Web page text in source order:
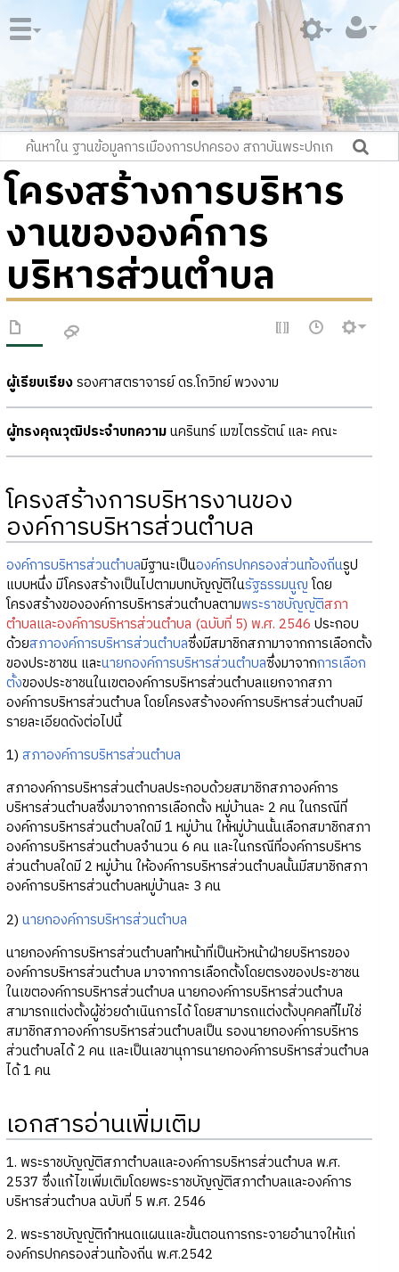
โครงสร้างการบริหาร
งานขององค์การ
บริหารส่วนตำบล
ผู้เรียบเรียงรองศาสตราจารย์ ดร.โกวิทย์ พวงงาม
ผู้ทรงคุณวุฒิประจำบทความนครินทร์ เมฆไตรรัตน์ และ คณะ
โครงสร้างการบริหารงานของ
องค์การบริหารส่วนตำบล
องค์การบริหารส่วนตำบลมีฐานะเป็นองค์กรปกครองส่วนท้องถิ่นรูป
แบบหนึ่ง มีโครงสร้างเป็นไปตามบทบัญญัติในรัฐธรรมนูญโดย
โครงสร้างขององค์การบริหารส่วนตำบลตามพระราชบัญญัติสภา
ตำบลและองค์การบริหารส่วนตำบล (ฉบับที่ 5) พ.ศ. 2546 ประกอบ
ด้วยสภาองค์การบริหารส่วนตำบลซึ่งมีสมาชิกสภามาจากการเลือกตั้ง
ของประชาชน และนายกองค์การบริหารส่วนตำบลซึ่งมาจากการเลือก
ตั้งของประชาชนในเขตองค์การบริหารส่วนตำบลแยกจากสภา
องค์การบริหารส่วนตำบล โดยโครงสร้างองค์การบริหารส่วนตำบลมี
รายละเอียดดังต่อไปนี้
1) สภาองค์การบริหารส่วนตำบล
สภาองค์การบริหารส่วนตำบลประกอบด้วยสมาชิกสภาองค์การ
บริหารส่วนตำบลซึ่งมาจากการเลือกตั้ง หมู่บ้านละ 2 คน ในกรณีที่
องค์การบริหารส่วนตำบลใดมี 1 หมู่บ้าน ให้หมู่บ้านนั้นเลือกสมาชิกสภา
องค์การบริหารส่วนตำบลจำนวน 6 คน และในกรณีที่องค์การบริหาร
ส่วนตำบลใดมี 2 หมู่บ้าน ให้องค์การบริหารส่วนตำบลนั้นมีสมาชิกสภา
องค์การบริหารส่วนตำบลหมู่บ้านละ 3 คน
2) นายกองค์การบริหารส่วนตำบล
นายกองค์การบริหารส่วนตำบลทำหน้าที่เป็นหัวหน้าฝ่ายบริหารของ
องค์การบริหารส่วนตำบล มาจากการเลือกตั้งโดยตรงของประชาชน
ในเขตองค์การบริหารส่วนตำบล นายกองค์การบริหารส่วนตำบล
สามารถแต่งตั้งผู้ช่วยดำเนินการได้ โดยสามารถแต่งตั้งบุคคลที่ไม่ใช่
สมาชิกสภาองค์การบริหารส่วนตำบลเป็น รองนายกองค์การบริหาร
ส่วนตำบลได้ 2 คน และเป็นเลขานุการนายกองค์การบริหารส่วนตำบล
ได้ 1 คน
เอกสารอ่านเพิ่มเติม
1. พระราชบัญญัติสภาตำบลและองค์การบริหารส่วนตำบล พ.ศ.
2537 ซึ่งแก้ไขเพิ่มเติมโดยพระราชบัญญัติสภาตำบลและองค์การ
บริหารส่วนตำบล ฉบับที่ 5 พ.ศ. 2546
2. พระราชบัญญัติกำหนดแผนและขั้นตอนการกระจายอำนาจให้แก่
องค์กรปกครองส่วนท้องถิ่น พ.ศ.2542